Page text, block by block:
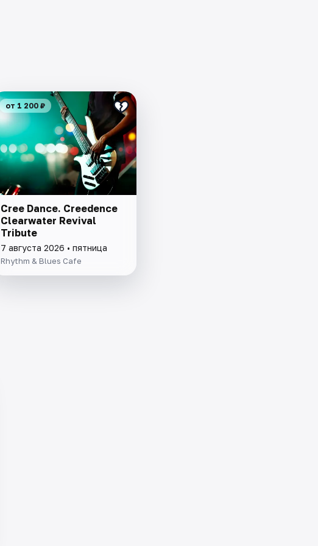
от 1 200 ₽
Cree Dance. Creedence
Clearwater Revival
Tribute
7 августа 2026 • пятница
Rhythm & Blues Cafe